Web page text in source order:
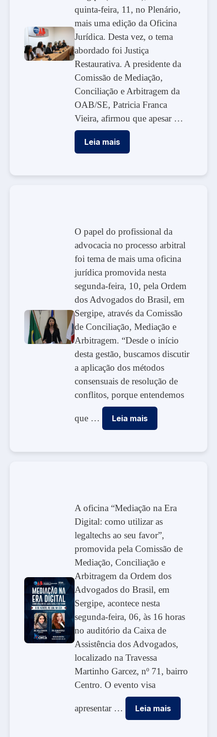
quinta-feira, 11, no Plenário,
mais uma edição da Oficina
Jurídica. Desta vez, o tema
abordado foi Justiça
Restaurativa. A presidente da
Comissão de Mediação,
Conciliação e Arbitragem da
OAB/SE, Patricia Franca
Vieira, afirmou que apesar …
Leia mais
O papel do profissional da
advocacia no processo arbitral
foi tema de mais uma oficina
jurídica promovida nesta
segunda-feira, 10, pela Ordem
dos Advogados do Brasil, em
Sergipe, através da Comissão
de Conciliação, Mediação e
Arbitragem. “Desde o início
desta gestão, buscamos discutir
a aplicação dos métodos
consensuais de resolução de
conflitos, porque entendemos
que … Leia mais
A oficina “Mediação na Era
Digital: como utilizar as
legaltechs ao seu favor”,
promovida pela Comissão de
Mediação, Conciliação e
Arbitragem da Ordem dos
Advogados do Brasil, em
Sergipe, acontece nesta
segunda-feira, 06, às 16 horas
no auditório da Caixa de
Assistência dos Advogados,
localizado na Travessa
Martinho Garcez, nº 71, bairro
Centro. O evento visa
apresentar … Leia mais